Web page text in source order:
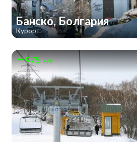
Банско, Болгария
Курорт
975 км